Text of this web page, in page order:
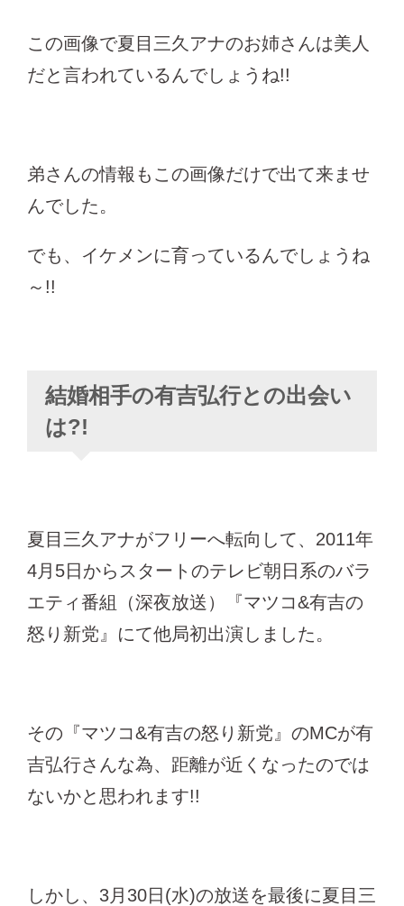
この画像で夏目三久アナのお姉さんは美人
だと言われているんでしょうね!!
弟さんの情報もこの画像だけで出て来ませ
んでした。
でも、イケメンに育っているんでしょうね
～!!
結婚相手の有吉弘行との出会い
は?!
夏目三久アナがフリーへ転向して、2011年
4月5日からスタートのテレビ朝日系のバラ
エティ番組（深夜放送）『マツコ&有吉の
怒り新党』にて他局初出演しました。
その『マツコ&有吉の怒り新党』のMCが有
吉弘行さんな為、距離が近くなったのでは
ないかと思われます!!
しかし、3月30日(水)の放送を最後に夏目三